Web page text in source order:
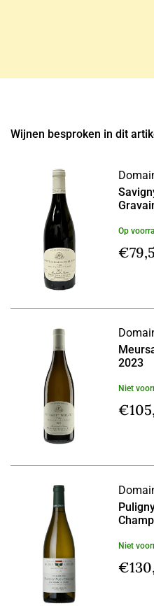
Wijnen besproken in dit
Op
€
2023
Niet
€
Niet
€